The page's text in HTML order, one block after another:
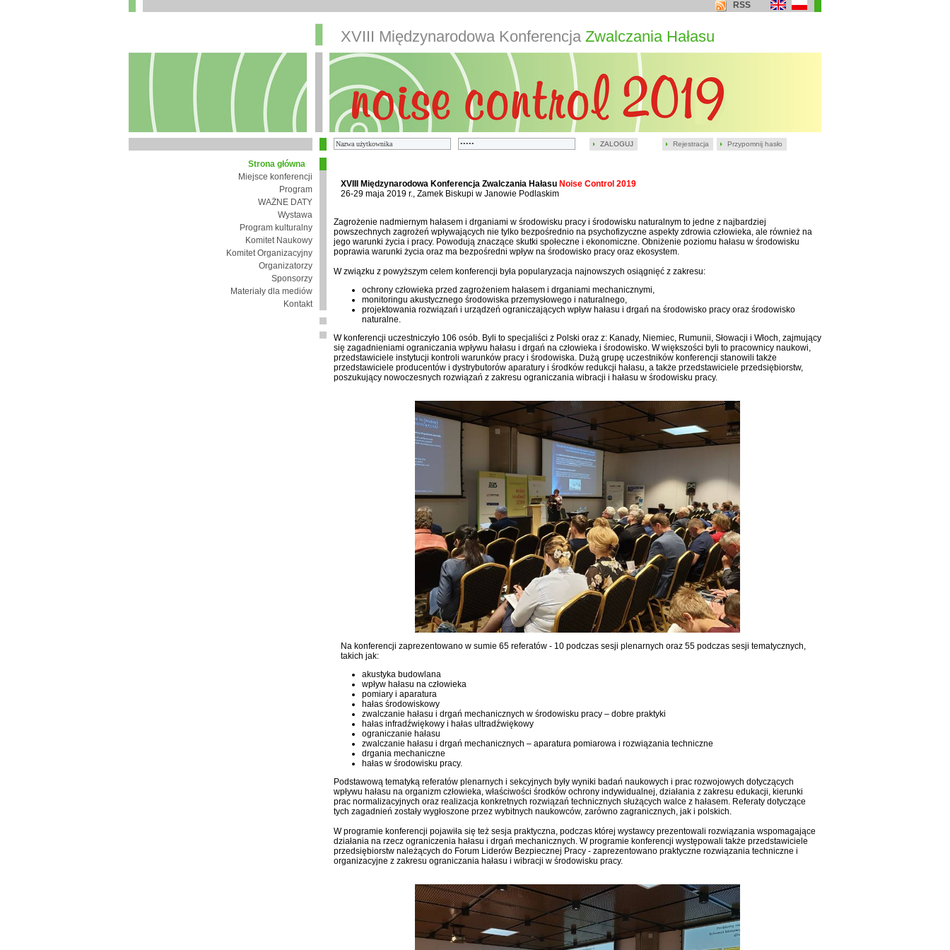
ZALOGUJ Rejestracja Przypomnij hasło
RSS
XVIII Międzynarodowa Konferencja Zwalczania Hałasu
Strona główna
Miejsce konferencji
Program
WAŻNE DATY
Wystawa
Program kulturalny
Komitet Naukowy
Komitet Organizacyjny
Organizatorzy
Sponsorzy
Materiały dla mediów
Kontakt
XVIII Międzynarodowa Konferencja Zwalczania Hałasu Noise Control 2019
26-29 maja 2019 r., Zamek Biskupi w Janowie Podlaskim
Zagrożenie nadmiernym hałasem i drganiami w środowisku pracy i środowisku naturalnym to jedne z najbardziej
powszechnych zagrożeń wpływających nie tylko bezpośrednio na psychofizyczne aspekty zdrowia człowieka, ale również na
jego warunki życia i pracy. Powodują znaczące skutki społeczne i ekonomiczne. Obniżenie poziomu hałasu w środowisku
poprawia warunki życia oraz ma bezpośredni wpływ na środowisko pracy oraz ekosystem.
W związku z powyższym celem konferencji była popularyzacja najnowszych osiągnięć z zakresu:
ochrony człowieka przed zagrożeniem hałasem i drganiami mechanicznymi,
monitoringu akustycznego środowiska przemysłowego i naturalnego,
projektowania rozwiązań i urządzeń ograniczających wpływ hałasu i drgań na środowisko pracy oraz środowisko
naturalne.
W konferencji uczestniczyło 106 osób. Byli to specjaliści z Polski oraz z: Kanady, Niemiec, Rumunii, Słowacji i Włoch, zajmujący
się zagadnieniami ograniczania wpływu hałasu i drgań na człowieka i środowisko. W większości byli to pracownicy naukowi,
przedstawiciele instytucji kontroli warunków pracy i środowiska. Dużą grupę uczestników konferencji stanowili także
przedstawiciele producentów i dystrybutorów aparatury i środków redukcji hałasu, a także przedstawiciele przedsiębiorstw,
poszukujący nowoczesnych rozwiązań z zakresu ograniczania wibracji i hałasu w środowisku pracy.
Na konferencji zaprezentowano w sumie 65 referatów - 10 podczas sesji plenarnych oraz 55 podczas sesji tematycznych,
takich jak:
akustyka budowlana
wpływ hałasu na człowieka
pomiary i aparatura
hałas środowiskowy
zwalczanie hałasu i drgań mechanicznych w środowisku pracy – dobre praktyki
hałas infradźwiękowy i hałas ultradźwiękowy
ograniczanie hałasu
zwalczanie hałasu i drgań mechanicznych – aparatura pomiarowa i rozwiązania techniczne
drgania mechaniczne
hałas w środowisku pracy.
Podstawową tematyką referatów plenarnych i sekcyjnych były wyniki badań naukowych i prac rozwojowych dotyczących
wpływu hałasu na organizm człowieka, właściwości środków ochrony indywidualnej, działania z zakresu edukacji, kierunki
prac normalizacyjnych oraz realizacja konkretnych rozwiązań technicznych służących walce z hałasem. Referaty dotyczące
tych zagadnień zostały wygłoszone przez wybitnych naukowców, zarówno zagranicznych, jak i polskich.
W programie konferencji pojawiła się też sesja praktyczna, podczas której wystawcy prezentowali rozwiązania wspomagające
działania na rzecz ograniczenia hałasu i drgań mechanicznych. W programie konferencji występowali także przedstawiciele
przedsiębiorstw należących do Forum Liderów Bezpiecznej Pracy - zaprezentowano praktyczne rozwiązania techniczne i
organizacyjne z zakresu ograniczania hałasu i wibracji w środowisku pracy.